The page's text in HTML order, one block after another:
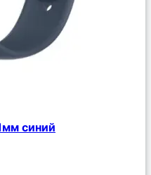
синий